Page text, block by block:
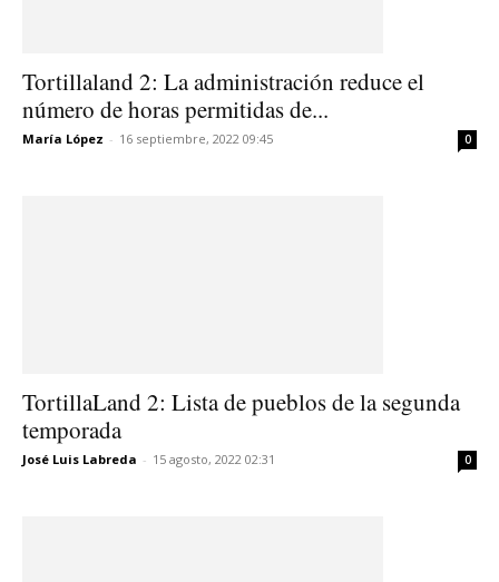
Tortillaland 2: La administración reduce el
número de horas permitidas de...
María López - 16 septiembre, 2022 09:45 0
TortillaLand 2: Lista de pueblos de la segunda
temporada
José Luis Labreda - 15 agosto, 2022 02:31 0